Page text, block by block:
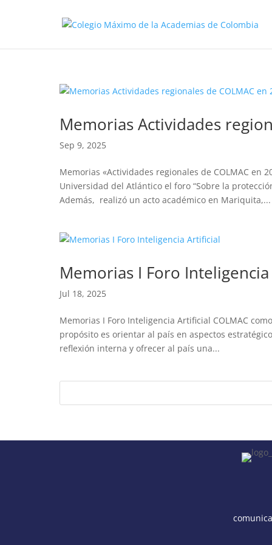
Memorias Actividades
Sep 9, 2025
Memorias «Actividades regionales de COLMAC en
Universidad del Atlántico el foro “Sobre la
Además, realizó un acto académico en Mariquita,...
Memorias I Foro
Jul 18, 2025
Memorias I Foro Inteligencia Artificial COLMAC
propósito es orientar al país en aspectos
reflexión interna y ofrecer al país una...